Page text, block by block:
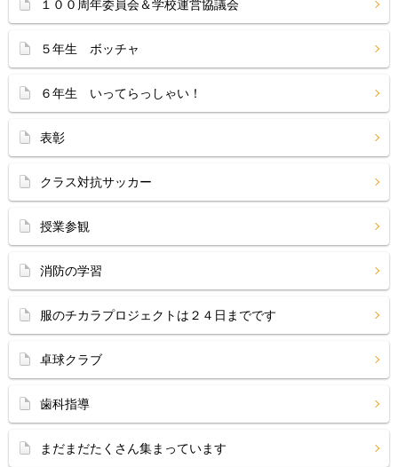
１００周年委員会＆学校運営協議会
５年生 ボッチャ
６年生 いってらっしゃい！
表彰
クラス対抗サッカー
授業参観
消防の学習
服のチカラプロジェクトは２４日までです
卓球クラブ
歯科指導
まだまだたくさん集まっています